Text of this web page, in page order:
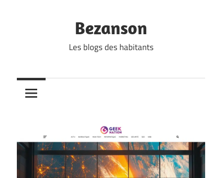
Bezanson
Les blogs des habitants